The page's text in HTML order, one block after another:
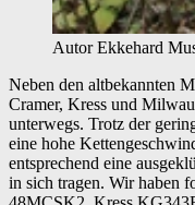
Autor Ekkehard
Neben den altbekannten
Cramer, Kress und
unterwegs. Trotz der
eine hohe
entsprechend eine
in sich tragen. Wir haben